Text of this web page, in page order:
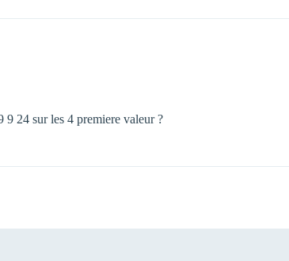
24 sur les 4 premiere valeur ?